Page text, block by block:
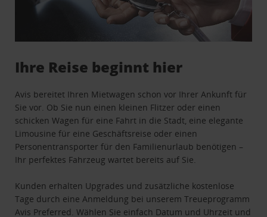
Ihre Reise beginnt hier
Avis bereitet Ihren Mietwagen schon vor Ihrer Ankunft für
Sie vor. Ob Sie nun einen kleinen Flitzer oder einen
schicken Wagen für eine Fahrt in die Stadt, eine elegante
Limousine für eine Geschäftsreise oder einen
Personentransporter für den Familienurlaub benötigen –
Ihr perfektes Fahrzeug wartet bereits auf Sie.
Kunden erhalten Upgrades und zusätzliche kostenlose
Tage durch eine Anmeldung bei unserem Treueprogramm
Avis Preferred . Wählen Sie einfach Datum und Uhrzeit und